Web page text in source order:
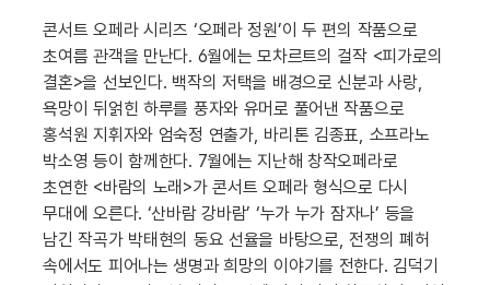
콘서트 오페라 시리즈 ‘오페라 정원’이 두 편의 작품으로
초여름 관객을 만난다. 6월에는 모차르트의 걸작 <피가로의
결혼>을 선보인다. 백작의 저택을 배경으로 신분과 사랑,
욕망이 뒤얽힌 하루를 풍자와 유머로 풀어낸 작품으로
홍석원 지휘자와 엄숙정 연출가, 바리톤 김종표, 소프라노
박소영 등이 함께한다. 7월에는 지난해 창작오페라로
초연한 <바람의 노래>가 콘서트 오페라 형식으로 다시
무대에 오른다. ‘산바람 강바람’ ‘누가 누가 잠자나’ 등을
남긴 작곡가 박태현의 동요 선율을 바탕으로, 전쟁의 폐허
속에서도 피어나는 생명과 희망의 이야기를 전한다. 김덕기